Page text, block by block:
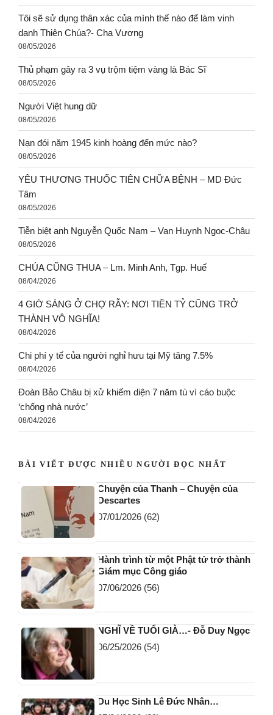
Tôi sẽ sử dụng thân xác của mình thế nào để làm vinh
danh Thiên Chúa?- Cha Vương
08/05/2026
Thủ phạm gây ra 3 vụ trộm tiệm vàng là Bác Sĩ
08/05/2026
Người Việt hung dữ
08/05/2026
Nạn đói năm 1945 kinh hoàng đến mức nào?
08/05/2026
YÊU THƯƠNG THUỐC TIÊN CHỮA BỆNH – MD Đức
Tâm
08/05/2026
Tiễn biệt anh Nguyễn Quốc Nam – Van Huynh Ngoc-Châu
08/05/2026
CHÚA CŨNG THUA – Lm. Minh Anh, Tgp. Huế
08/04/2026
4 GIỜ SÁNG Ở CHỢ RẪY: NƠI TIỀN TỶ CŨNG TRỞ
THÀNH VÔ NGHĨA!
08/04/2026
Chi phí y tế của người nghỉ hưu tại Mỹ tăng 7.5%
08/04/2026
Đoàn Bảo Châu bị xử khiếm diện 7 năm tù vì cáo buộc
‘chống nhà nước’
08/04/2026
BÀI VIẾT ĐƯỢC NHIỀU NGƯỜI ĐỌC NHẤT
Chuyện của Thanh – Chuyện của
Descartes
07/01/2026 (62)
Hành trình từ một Phật tử trở thành
Giám mục Công giáo
07/06/2026 (56)
NGHĨ VỀ TUỔI GIÀ…- Đỗ Duy Ngọc
06/25/2026 (54)
Du Học Sinh Lê Đức Nhân…